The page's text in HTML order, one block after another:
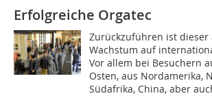
Erfolgreiche Orgatec
Zurückzuführen ist dieser
Wachstum auf
Vor allem bei Besuchern
Osten, aus Nordamerika,
Südafrika, China, aber